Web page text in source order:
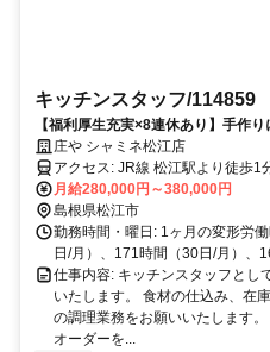
キッチンスタッフ/114859
【福利厚生充実×8連休あり】手作
集！！
庄や シャミネ松江店
アクセス: JR線 松江駅より
月給280,000円～380,000円
島根県松江市
勤務時間・曜日: 1ヶ月の変形労
日/月）、171時間（30日/月）、
仕事内容: キッチンスタッフとし
いたします。 食材の仕込み、在
の調理業務をお願いいたします
オーダーを...